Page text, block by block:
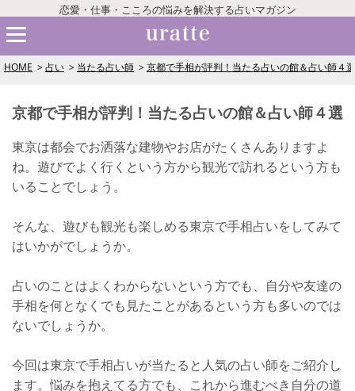
恋愛・仕事・こころの悩みを解決する占いマガジン
HOME 占い 当たる占い師 京都で手相が評判！当たる占いの館＆占い師４選
京都で手相が評判！当たる占いの館＆占い師４選
東京は都会でお洒落な建物やお店がたくさんありますよ
ね。遊びでよく行くという方から観光で訪れるという方も
いることでしょう。
そんな、遊びも観光も楽しめる東京で手相占いをしてみて
はいかがでしょうか。
占いのことはよくわからないという方でも、自分や友達の
手相を何となくでも見たことがあるという方も多いのでは
ないでしょうか。
今回は東京で手相占いが当たると人気の占い師をご紹介し
ます。悩みを抱えてる方でも、これから進むべき自分の道